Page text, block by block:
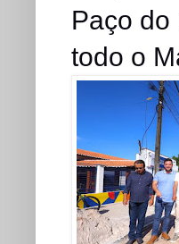
Paço do
todo o